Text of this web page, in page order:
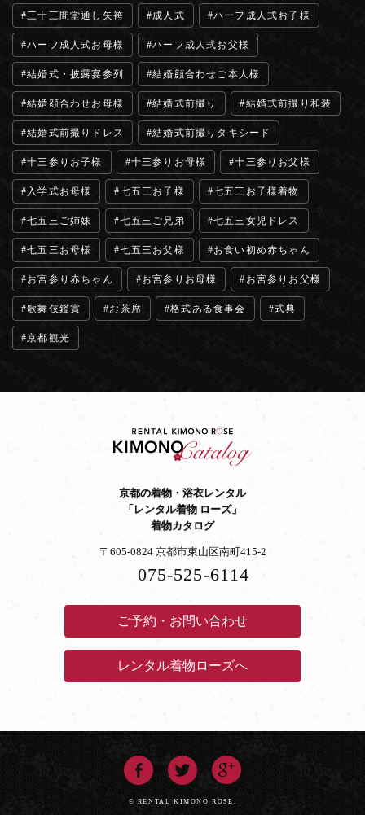
三十三間堂通し矢袴 成人式 ハーフ成人式お子様
ハーフ成人式お母様 ハーフ成人式お父様
結婚式・披露宴参列 結婚顔合わせご本人様
結婚顔合わせお母様 結婚式前撮り 結婚式前撮り和装
結婚式前撮りドレス 結婚式前撮りタキシード
十三参りお子様 十三参りお母様 十三参りお父様
入学式お母様 七五三お子様 七五三お子様着物
七五三ご姉妹 七五三ご兄弟 七五三女児ドレス
七五三お母様 七五三お父様 お食い初め赤ちゃん
お宮参り赤ちゃん お宮参りお母様 お宮参りお父様
歌舞伎鑑賞 お茶席 格式ある食事会 式典
京都観光
京都の着物・浴衣レンタル
「レンタル着物 ローズ」
着物カタログ
〒605-0824 京都市東山区南町415-2
075-525-6114
ご予約・お問い合わせ
レンタル着物ローズへ
© RENTAL KIMONO ROSE.